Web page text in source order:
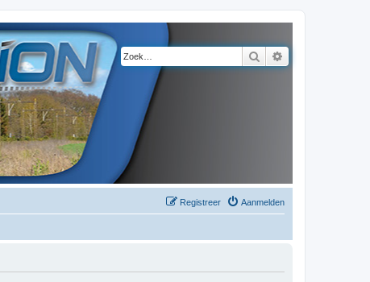
Zoek
Aanmelden
Registreer